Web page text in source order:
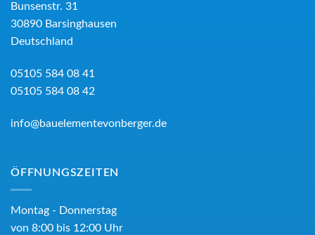
Bunsenstr. 31
30890 Barsinghausen
Deutschland
05105 584 08 41
05105 584 08 42
info@bauelementevonberger.de
ÖFFNUNGSZEITEN
Montag - Donnerstag
von 8:00 bis 12:00 Uhr